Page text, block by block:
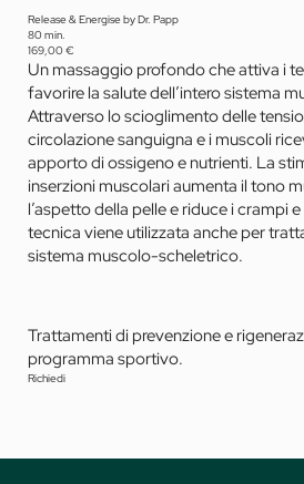
06 Attività
07 Eventi
Release & Energise by Dr. Papp
80 min.
169,00 €
Un massaggio profondo che attiva i
favorire la salute dell’intero sistema
Attraverso lo scioglimento delle
circolazione sanguigna e i muscoli
apporto di ossigeno e nutrienti. La
inserzioni muscolari aumenta il tono
l’aspetto della pelle e riduce i crampi
tecnica viene utilizzata anche per
sistema muscolo-scheletrico.
Trattamenti di prevenzione e
programma sportivo.
Richiedi